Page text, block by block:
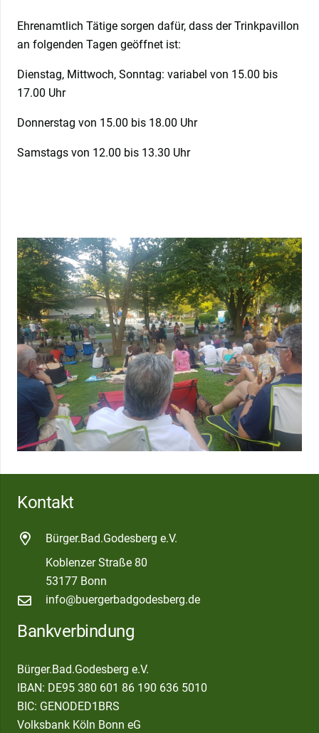
Ehrenamtlich Tätige sorgen dafür, dass der Trinkpavillon
an folgenden Tagen geöffnet ist:
Dienstag, Mittwoch, Sonntag: variabel von 15.00 bis
17.00 Uhr
Donnerstag von 15.00 bis 18.00 Uhr
Samstags von 12.00 bis 13.30 Uhr
Kontakt
Bürger.Bad.Godesberg e.V.
Koblenzer Straße 80
53177 Bonn
info@buergerbadgodesberg.de
Bankverbindung
Bürger.Bad.Godesberg e.V.
IBAN: DE95 380 601 86 190 636 5010
BIC: GENODED1BRS
Volksbank Köln Bonn eG